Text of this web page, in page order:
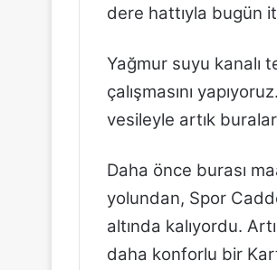
dere hattıyla bugün
Yağmur suyu kanalı
çalışmasını
vesileyle artık
Daha önce burası
yolundan, Spor
altında kalıyordu.
daha konforlu bir